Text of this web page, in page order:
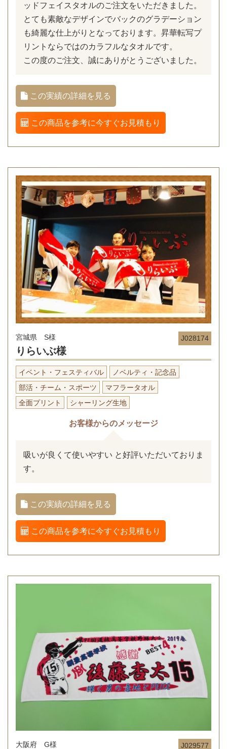
ッドフェイスタオルのご注文をいただきました。
とても素敵なデザインでバックのグラデーション
も綺麗な仕上がりとなっております。昇華転写プ
リントならではのカラフルなタオルです。
この度のご注文、誠にありがとうございました。
この実績の詳細を見る
この商品を参考に今すぐお見積もり
J028174
宮城県 S様
りらいぶ様
イベント・フェスティバル
ノベルティ・記念品
部活・チーム・スポーツ
マフラータオル
全面プリント
シャーリング生地
お客様からのメッセージ
吸いが良くて使いやすい と好評いただいておりま
す。
この実績の詳細を見る
この商品を参考に今すぐお見積もり
J029577
大阪府 G様